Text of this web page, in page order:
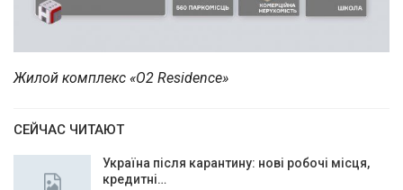
Жилой комплекс «О2 Residence»
СЕЙЧАС ЧИТАЮТ
Україна після карантину: нові робочі місця,
кредитні…